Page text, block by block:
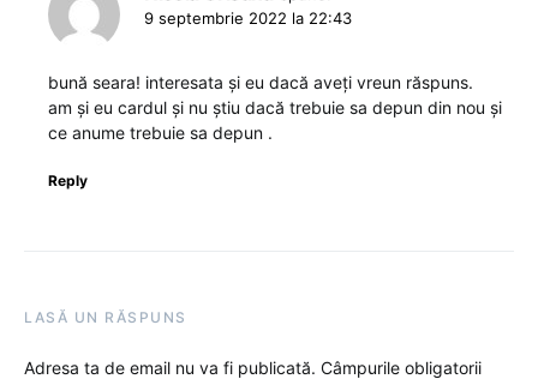
9 septembrie 2022 la 22:43
bună seara! interesata și eu dacă aveți vreun răspuns.
am și eu cardul și nu știu dacă trebuie sa depun din nou și
ce anume trebuie sa depun .
Reply
LASĂ UN RĂSPUNS
Adresa ta de email nu va fi publicată. Câmpurile obligatorii